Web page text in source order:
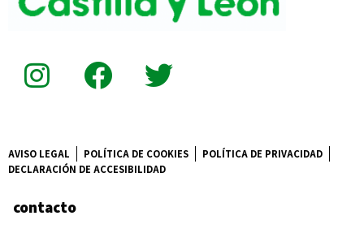
AVISO LEGAL POLÍTICA DE COOKIES
POLÍTICA DE PRIVACIDAD
DECLARACIÓN DE ACCESIBILIDAD
contacto